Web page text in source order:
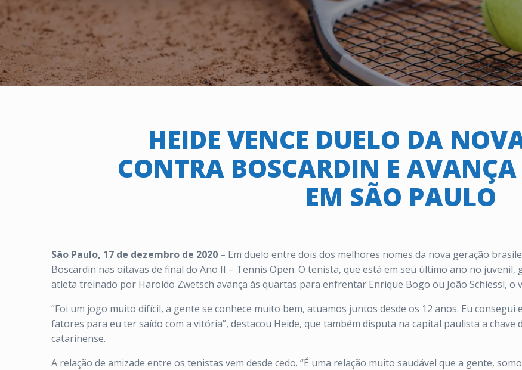
HEIDE VENCE DUELO DA
CONTRA BOSCARDIN E
EM SÃO PAULO
São Paulo, 17 de dezembro de 2020 – Em duelo entre dois dos melhores nomes da nova geração
Boscardin nas oitavas de final do Ano II – Tennis Open. O tenista, que está em seu último ano no
atleta treinado por Haroldo Zwetsch avança às quartas para enfrentar Enrique Bogo ou João Schiessl,
“Foi um jogo muito difícil, a gente se conhece muito bem, atuamos juntos desde os 12 anos. Eu
fatores para eu ter saído com a vitória”, destacou Heide, que também disputa na capital paulista a chave
catarinense.
A relação de amizade entre os tenistas vem desde cedo. “É uma relação muito saudável que a gente,